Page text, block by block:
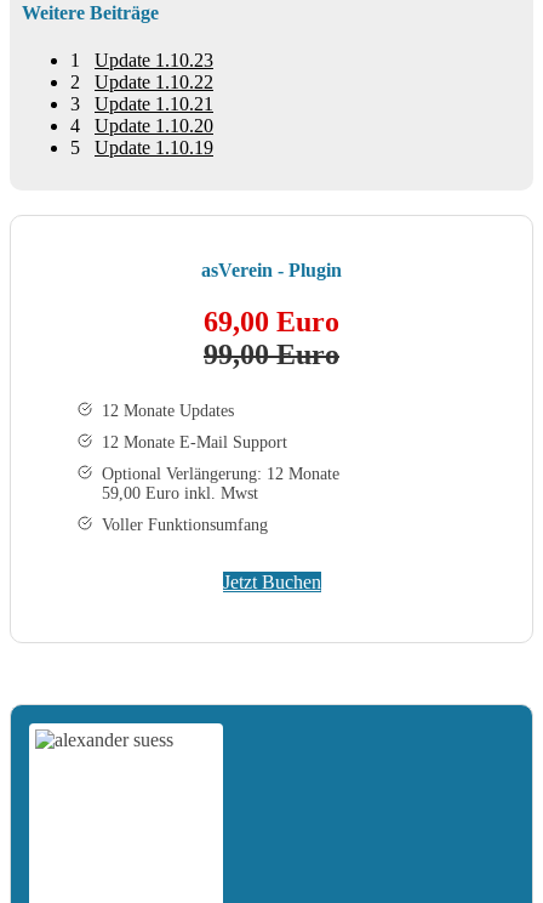
Weitere Beiträge
1
Update 1.10.23
2
Update 1.10.22
3
Update 1.10.21
4
Update 1.10.20
5
Update 1.10.19
asVerein - Plugin
69,00 Euro
99,00 Euro
12 Monate Updates
12 Monate E-Mail Support
Optional Verlängerung: 12 Monate
59,00 Euro inkl. Mwst
Voller Funktionsumfang
Jetzt Buchen